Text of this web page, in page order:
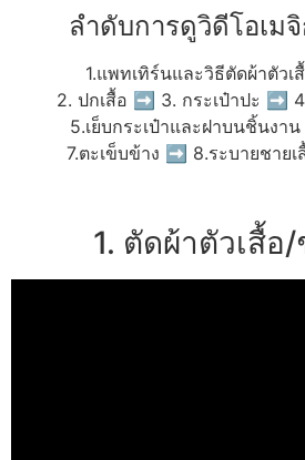
ลำดับการดูวิดีโอเม
1.แพทเทิร์นและวิธีตัดผ้าตัว
2. ปกเสื้อ ➡ 3. กระเป๋าปะ ➡
5.เย็บกระเป๋าและฝาบนชิ้นง
7.ตะเข็บข้าง ➡ 8.ระบายชาย
1. ตัดผ้าตัวเสื้อ